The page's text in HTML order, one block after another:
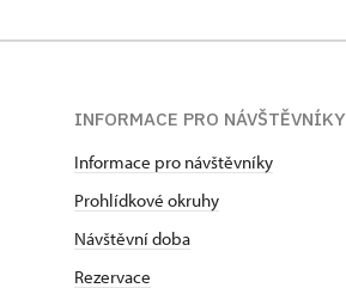
INFORMACE PRO NÁVŠTĚVNÍKY
Informace pro návštěvníky
Prohlídkové okruhy
Návštěvní doba
Rezervace